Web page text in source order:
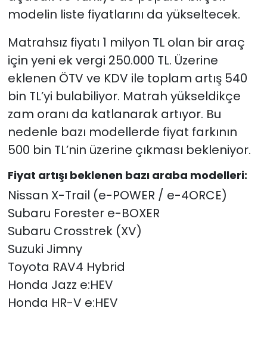
modelin liste fiyatlarını da yükseltecek.
Matrahsız fiyatı 1 milyon TL olan bir araç
için yeni ek vergi 250.000 TL. Üzerine
eklenen ÖTV ve KDV ile toplam artış 540
bin TL’yi bulabiliyor. Matrah yükseldikçe
zam oranı da katlanarak artıyor. Bu
nedenle bazı modellerde fiyat farkının
500 bin TL’nin üzerine çıkması bekleniyor.
Fiyat artışı beklenen bazı araba modelleri:
Nissan X-Trail (e-POWER / e-4ORCE)
Subaru Forester e-BOXER
Subaru Crosstrek (XV)
Suzuki Jimny
Toyota RAV4 Hybrid
Honda Jazz e:HEV
Honda HR-V e:HEV